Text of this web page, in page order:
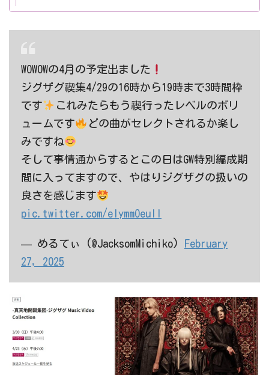
WOWOWの4月の予定出ました
ジグザグ禊集4/29の16時から19時まで3時間枠
です
これみたらもう禊行ったレベルのボリ
ュームです
どの曲がセレクトされるか楽し
みですね
そして事情通からするとこの日はGW特別編成期
間に入ってますので、やはりジグザグの扱いの
良さを感じます
pic.twitter.com/eIymmOeuIl
— めるてぃ (@JacksomMichiko)
February
27, 2025